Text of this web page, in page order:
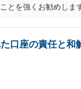
とを強くお勧めしま
間違いありません。
口座の責任と和